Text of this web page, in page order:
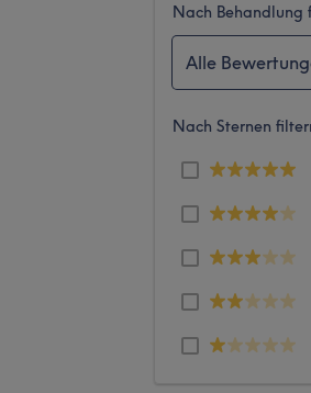
Nach Behandlung
Alle
Nach Sternen